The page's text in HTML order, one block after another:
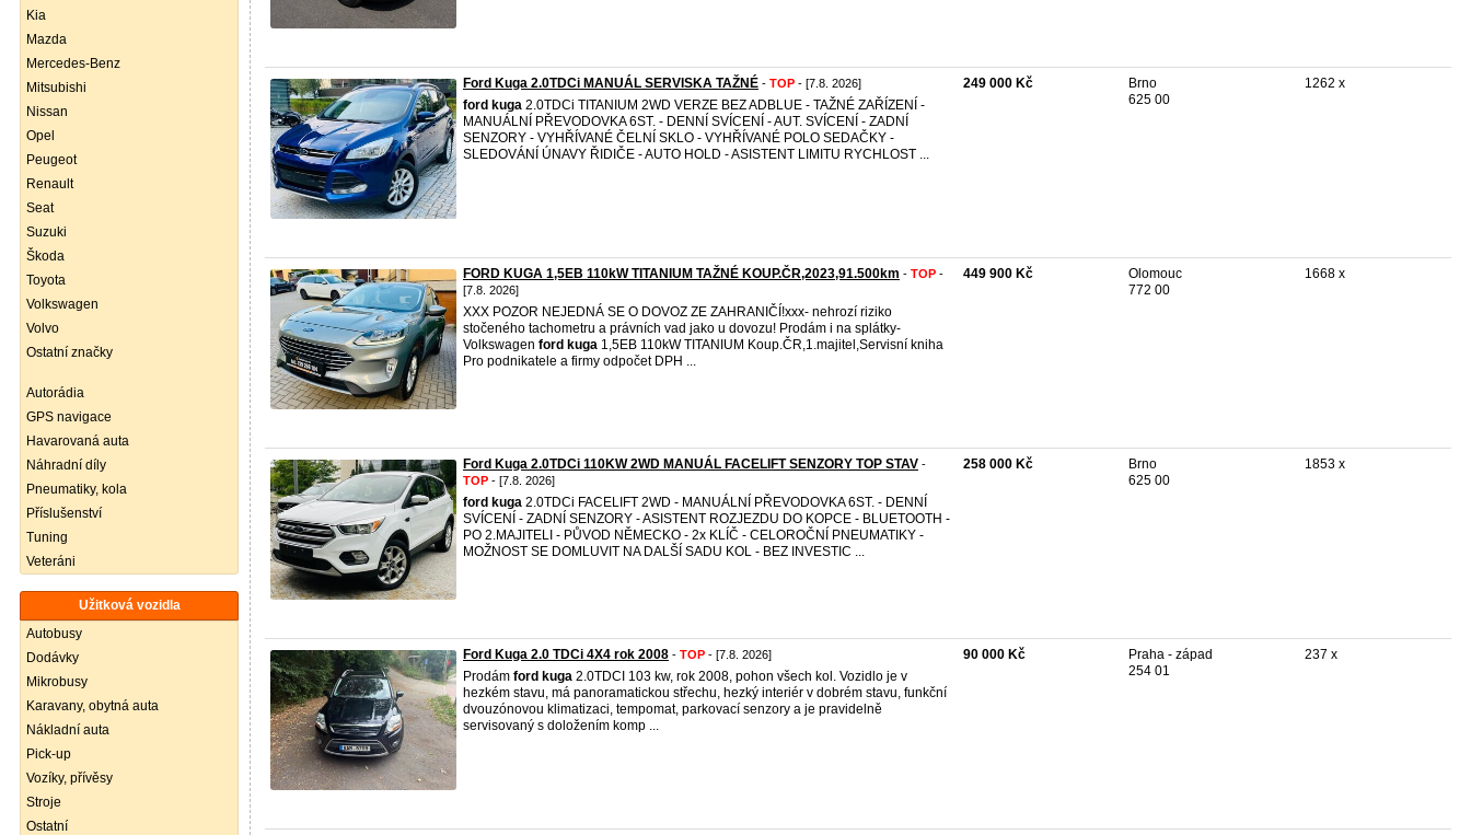
Kia
Mazda
Mercedes-Benz
Mitsubishi
Nissan
Opel
Peugeot
Renault
Seat
Suzuki
Škoda
Toyota
Volkswagen
Volvo
Ostatní značky
Autorádia
GPS navigace
Havarovaná auta
Náhradní díly
Pneumatiky, kola
Příslušenství
Tuning
Veteráni
Užitková vozidla
Autobusy
Dodávky
Mikrobusy
Karavany, obytná auta
Nákladní auta
Pick-up
Vozíky, přívěsy
Stroje
Ostatní
Ford Kuga 2.0TDCi MANUÁL SERVISKA TAŽNÉ - TOP - [7.8. 2026]
ford kuga 2.0TDCi TITANIUM 2WD VERZE BEZ ADBLUE - TAŽNÉ ZAŘÍZENÍ -
MANUÁLNÍ PŘEVODOVKA 6ST. - DENNÍ SVÍCENÍ - AUT. SVÍCENÍ - ZADNÍ
SENZORY - VYHŘÍVANÉ ČELNÍ SKLO - VYHŘÍVANÉ POLO SEDAČKY -
SLEDOVÁNÍ ÚNAVY ŘIDIČE - AUTO HOLD - ASISTENT LIMITU RYCHLOST ...
249 000 Kč
Brno
625 00
1262 x
FORD KUGA 1,5EB 110kW TITANIUM TAŽNÉ KOUP.ČR,2023,91.500km - TOP -
[7.8. 2026]
XXX POZOR NEJEDNÁ SE O DOVOZ ZE ZAHRANIČÍ!xxx- nehrozí riziko
stočeného tachometru a právních vad jako u dovozu! Prodám i na splátky-
Volkswagen ford kuga 1,5EB 110kW TITANIUM Koup.ČR,1.majitel,Servisní kniha
Pro podnikatele a firmy odpočet DPH ...
449 900 Kč
Olomouc
772 00
1668 x
Ford Kuga 2.0TDCi 110KW 2WD MANUÁL FACELIFT SENZORY TOP STAV -
TOP - [7.8. 2026]
ford kuga 2.0TDCi FACELIFT 2WD - MANUÁLNÍ PŘEVODOVKA 6ST. - DENNÍ
SVÍCENÍ - ZADNÍ SENZORY - ASISTENT ROZJEZDU DO KOPCE - BLUETOOTH -
PO 2.MAJITELI - PŮVOD NĚMECKO - 2x KLÍČ - CELOROČNÍ PNEUMATIKY -
MOŽNOST SE DOMLUVIT NA DALŠÍ SADU KOL - BEZ INVESTIC ...
258 000 Kč
Brno
625 00
1853 x
Ford Kuga 2.0 TDCi 4X4 rok 2008 - TOP - [7.8. 2026]
Prodám ford kuga 2.0TDCI 103 kw, rok 2008, pohon všech kol. Vozidlo je v
hezkém stavu, má panoramatickou střechu, hezký interiér v dobrém stavu, funkční
dvouzónovou klimatizaci, tempomat, parkovací senzory a je pravidelně
servisovaný s doložením komp ...
90 000 Kč
Praha - západ
254 01
237 x